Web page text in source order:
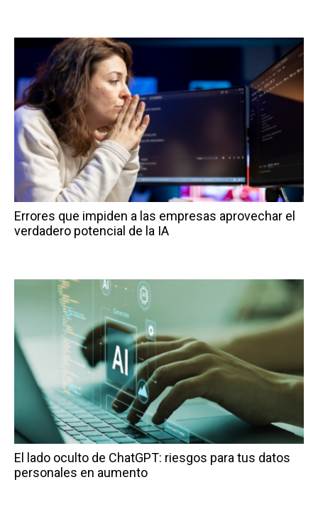
Errores que impiden a las empresas aprovechar el
verdadero potencial de la IA
El lado oculto de ChatGPT: riesgos para tus datos
personales en aumento